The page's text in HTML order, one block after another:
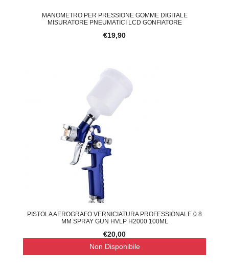
MANOMETRO PER PRESSIONE GOMME DIGITALE
MISURATORE PNEUMATICI LCD GONFIATORE
€19,90
PISTOLA AEROGRAFO VERNICIATURA PROFESSIONALE 0.8
MM SPRAY GUN HVLP H2000 100ML
€20,00
Non Disponibile